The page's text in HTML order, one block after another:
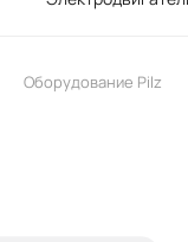
Оборудование Pilz